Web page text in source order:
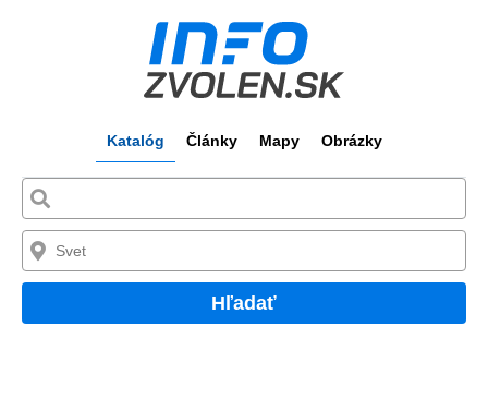
Katalóg Články Mapy Obrázky
Hľadať